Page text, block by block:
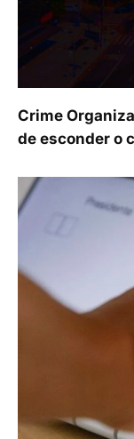
Crime
de esconder o